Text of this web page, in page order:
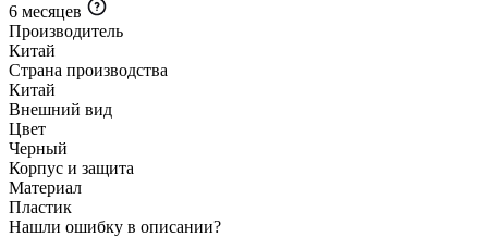
6 месяцев
Производитель
Китай
Страна производства
Китай
Внешний вид
Цвет
Черный
Корпус и защита
Материал
Пластик
Нашли ошибку в описании?